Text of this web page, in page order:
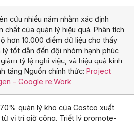
cứu nhiều năm nhằm xác định
chất của quản lý hiệu quả. Phân tích
hơn 10.000 điểm dữ liệu cho thấy
lý tốt dẫn đến đội nhóm hạnh phúc
tỷ lệ nghỉ việc, và hiệu quả kinh
tăng Nguồn chính thức: Project
– Google re:Work
quản lý kho của Costco xuất
vị trí giờ công. Triết lý promote-